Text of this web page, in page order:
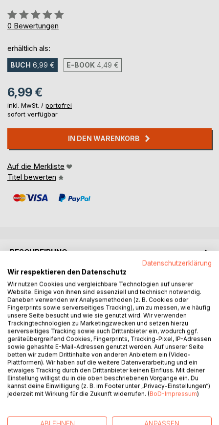
Bewertung::
0%
0 Bewertungen
erhältlich als:
BUCH 6,99 € E-BOOK 4,49 €
6,99 €
inkl. MwSt. / portofrei
sofort verfügbar
IN DEN WARENKORB
Auf die Merkliste
Titel bewerten
BESCHREIBUNG
Lassen Sie sich vom Klassiker Qi-Mag® Feng-Shui
begeistern. In diesem Buch finden Sie Anweisungen, wie
Sie günstige Bereiche in Raum und Gebäude bestimmen,
damit sie für einzelne Personen harmonisch sind.
Außerdem:
Filtern Sie Ihre Trigrammbereiche für Arbeit und Schlaf, um
mehr Vitalität, Erfolg und Wohlstand zu kreieren.
Erfahren Sie eine Vertiefung der Prinzipien der Fünf
Elemente, die Harmonie von Yin und Yang, die acht
Trigramme und das Astrologiesystem des Feng-Shui.
Datenschutzerklärung
Wir respektieren den Datenschutz
Wir nutzen Cookies und vergleichbare Technologien auf unserer
Website. Einige von ihnen sind essenziell und technisch notwendig.
Daneben verwenden wir Analysemethoden (z. B. Cookies oder
Fingerprints sowie serverseitiges Tracking), um zu messen, wie häufig
unsere Seite besucht und wie sie genutzt wird. Wir verwenden
Trackingtechnologien zu Marketingzwecken und setzen hierzu
serverseitiges Tracking sowie auch Drittanbieter ein, wodurch ggf.
geräteübergreifend Cookies, Fingerprints, Tracking-Pixel, IP-Adressen
sowie gehashte E-Mail-Adressen genutzt werden. Auf unserer Seite
betten wir zudem Drittinhalte von anderen Anbietern ein (Video-
Plattformen). Wir haben auf die weitere Datenverarbeitung und ein
etwaiges Tracking durch den Drittanbieter keinen Einfluss. Mit deiner
Einstellung willigst du in die oben beschriebenen Vorgänge ein. Du
kannst deine Einwilligung (z. B. im Footer unter „Privacy-Einstellungen“)
jederzeit mit Wirkung für die Zukunft widerrufen. (BoD-Impressum)